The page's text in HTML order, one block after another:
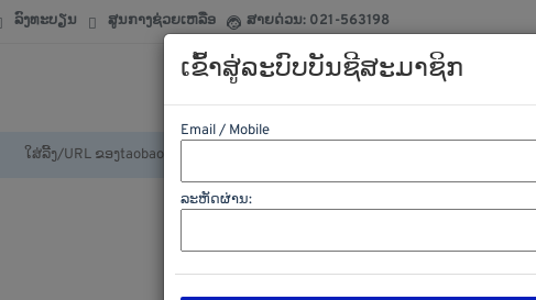
ລົງທະບຽນ ສູນກາງຊ່ວຍເຫລືອ ສາຍດ່ວນ: 021-563198
020-29377799
ຕິດຕໍ່ເຮົາໄດ້ຕະຫລອດ
ເຂົ້າສູ່ລະບົບບັນຊີສະມາຊິກ
Email / Mobile
ລະຫັດຜ່ານ: